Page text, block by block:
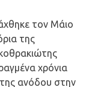
τον Μάιο
της
χρόνια
ανόδου στην